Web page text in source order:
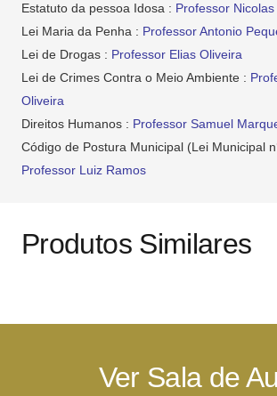
Estatuto da pessoa Idosa : Professor
Lei Maria da Penha : Professor Antonio
Lei de Drogas : Professor Elias Oliveira
Lei de Crimes Contra o Meio Ambiente :
Oliveira
Direitos Humanos : Professor Samuel
Código de Postura Municipal (Lei Municipal
Professor Luiz Ramos
Produtos Similares
Ver Sala de